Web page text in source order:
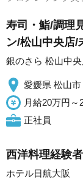
寿司・鮨/調理
ン/松山中央店/
銀のさら 松山中
愛媛県 松山市
月給20万円～
正社員
西洋料理経験
ホテル日航大阪